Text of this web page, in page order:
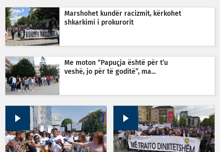
Marshohet kundër racizmit, kërkohet
shkarkimi i prokurorit
Me moton “Papuçja është për t’u
veshë, jo për të goditë”, ma...